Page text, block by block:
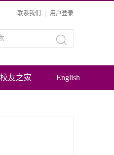
联系我们 用户登录
校友之家 English